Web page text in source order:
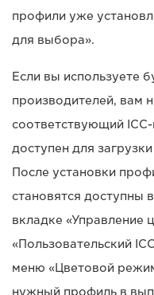
профили уже
для выбора».
Если вы используете
производителей, вам
соответствующий
доступен для
После установки
становятся доступны в
вкладке «Управление
«Пользовательский
меню «Цветовой
нужный профиль в